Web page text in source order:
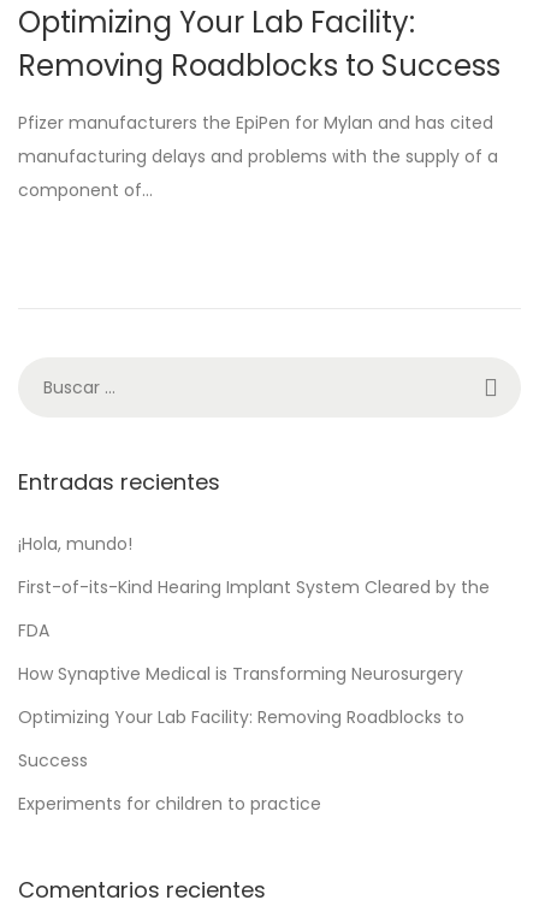
l
a
d
o
l
i
a
d
Optimizing Your Lab Facility:
Removing Roadblocks to Success
Pfizer manufacturers the EpiPen for Mylan and has cited
manufacturing delays and problems with the supply of a
component of…
Entradas recientes
¡Hola, mundo!
First-of-its-Kind Hearing Implant System Cleared by the
FDA
How Synaptive Medical is Transforming Neurosurgery
Optimizing Your Lab Facility: Removing Roadblocks to
Success
Experiments for children to practice
Comentarios recientes